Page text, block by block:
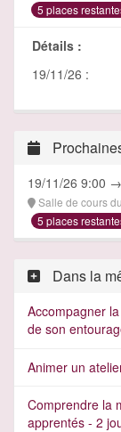
5 places
Détails :
19/11/26 :
19/11/26 9:00
Salle de cours
5 places
Dans la
Accompagner
de son
Animer un
Comprendre la
apprentés - 2